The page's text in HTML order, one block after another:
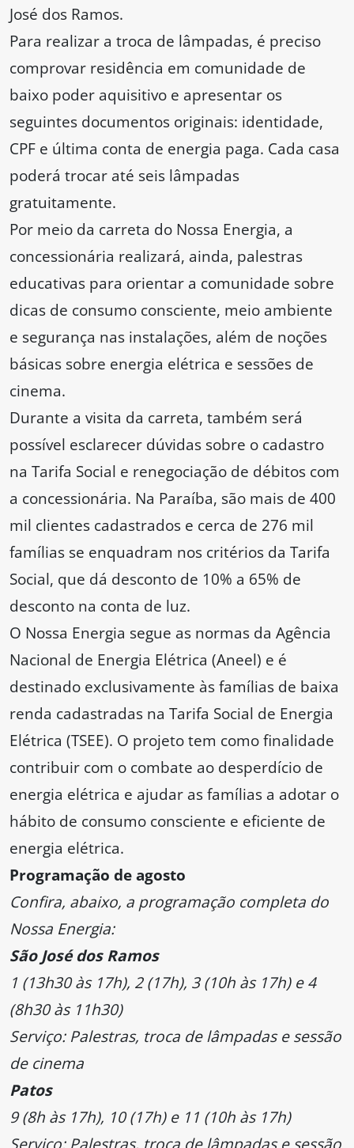
José dos Ramos.
Para realizar a troca de lâmpadas, é preciso
comprovar residência em comunidade de
baixo poder aquisitivo e apresentar os
seguintes documentos originais: identidade,
CPF e última conta de energia paga. Cada casa
poderá trocar até seis lâmpadas
gratuitamente.
Por meio da carreta do Nossa Energia, a
concessionária realizará, ainda, palestras
educativas para orientar a comunidade sobre
dicas de consumo consciente, meio ambiente
e segurança nas instalações, além de noções
básicas sobre energia elétrica e sessões de
cinema.
Durante a visita da carreta, também será
possível esclarecer dúvidas sobre o cadastro
na Tarifa Social e renegociação de débitos com
a concessionária. Na Paraíba, são mais de 400
mil clientes cadastrados e cerca de 276 mil
famílias se enquadram nos critérios da Tarifa
Social, que dá desconto de 10% a 65% de
desconto na conta de luz.
O Nossa Energia segue as normas da Agência
Nacional de Energia Elétrica (Aneel) e é
destinado exclusivamente às famílias de baixa
renda cadastradas na Tarifa Social de Energia
Elétrica (TSEE). O projeto tem como finalidade
contribuir com o combate ao desperdício de
energia elétrica e ajudar as famílias a adotar o
hábito de consumo consciente e eficiente de
energia elétrica.
Programação de agosto
Confira, abaixo, a programação completa do
Nossa Energia:
São José dos Ramos
1 (13h30 às 17h), 2 (17h), 3 (10h às 17h) e 4
(8h30 às 11h30)
Serviço: Palestras, troca de lâmpadas e sessão
de cinema
Patos
9 (8h às 17h), 10 (17h) e 11 (10h às 17h)